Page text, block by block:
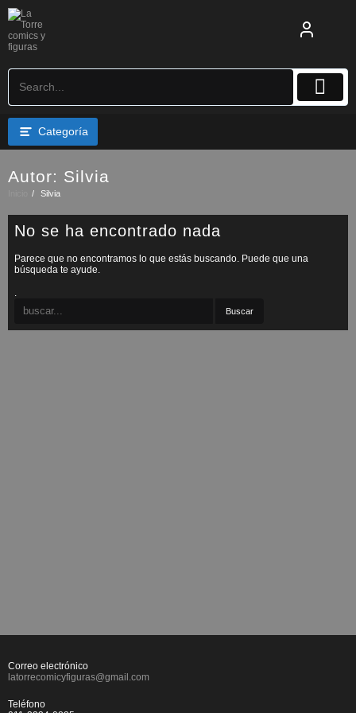
contenido
Categoría
Autor: Silvia
Silvia
No se ha encontrado nada
Parece que no encontramos lo que estás buscando. Puede que una
búsqueda te ayude.
.
Correo electrónico
latorrecomicyfiguras@gmail.com
Teléfono